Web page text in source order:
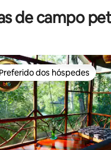
de campo
os melhores preferidos
Preferido dos hóspedes